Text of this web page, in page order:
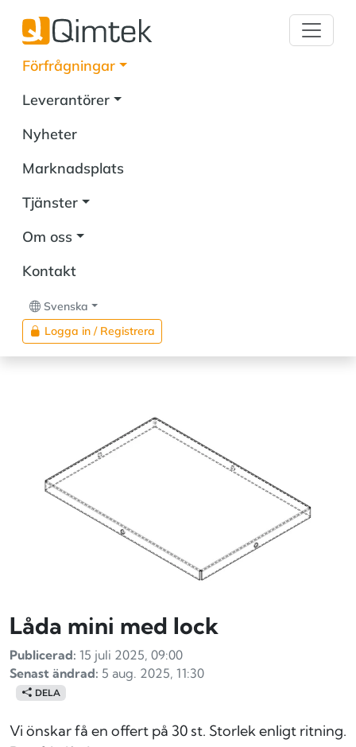
Förfrågningar
Leverantörer
Nyheter
Marknadsplats
Tjänster
Om oss
Kontakt
Svenska
Logga in / Registrera
Låda mini med lock
Publicerad: 15 juli 2025, 09:00
Senast ändrad: 5 aug. 2025, 11:30
DELA
Vi önskar få en offert på 30 st. Storlek enligt ritning.